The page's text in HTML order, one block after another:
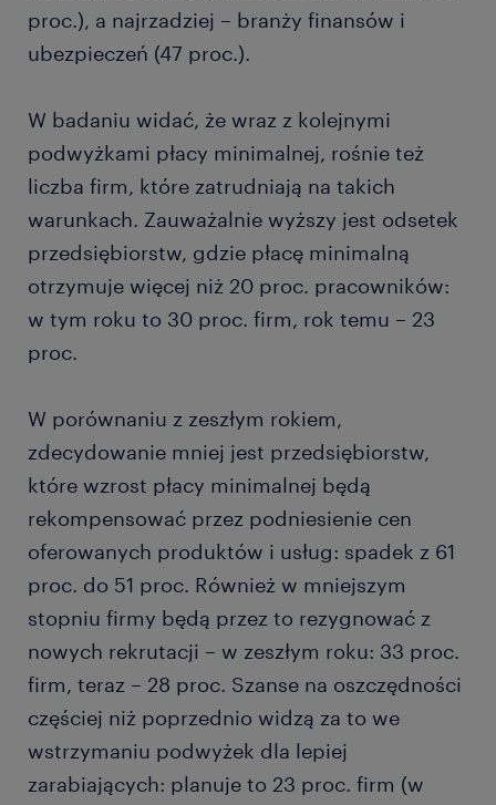
proc.), a najrzadziej – branży finansów i
ubezpieczeń (47 proc.).
W badaniu widać, że wraz z kolejnymi
podwyżkami płacy minimalnej, rośnie też
liczba firm, które zatrudniają na takich
warunkach. Zauważalnie wyższy jest odsetek
przedsiębiorstw, gdzie płacę minimalną
otrzymuje więcej niż 20 proc. pracowników:
w tym roku to 30 proc. firm, rok temu – 23
proc.
W porównaniu z zeszłym rokiem,
zdecydowanie mniej jest przedsiębiorstw,
które wzrost płacy minimalnej będą
rekompensować przez podniesienie cen
oferowanych produktów i usług: spadek z 61
proc. do 51 proc. Również w mniejszym
stopniu firmy będą przez to rezygnować z
nowych rekrutacji – w zeszłym roku: 33 proc.
firm, teraz – 28 proc. Szanse na oszczędności
częściej niż poprzednio widzą za to we
wstrzymaniu podwyżek dla lepiej
zarabiających: planuje to 23 proc. firm (w